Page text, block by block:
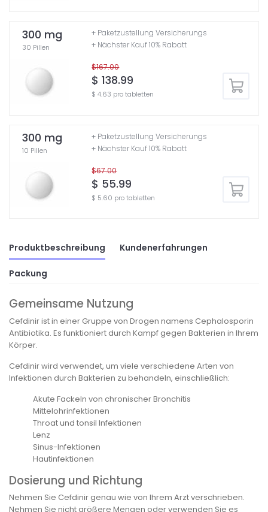
300 mg
30 Pillen
$167.00
$ 138.99
$ 4.63 pro tabletten
+ Paketzustellung Versicherungs
+ Nächster Kauf 10% Rabatt
300 mg
10 Pillen
$67.00
$ 55.99
$ 5.60 pro tabletten
+ Paketzustellung Versicherungs
+ Nächster Kauf 10% Rabatt
Produktbeschreibung Kundenerfahrungen
Packung
Gemeinsame Nutzung
Cefdinir ist in einer Gruppe von Drogen namens Cephalosporin
Antibiotika. Es funktioniert durch Kampf gegen Bakterien in Ihrem
Körper.
Cefdinir wird verwendet, um viele verschiedene Arten von
Infektionen durch Bakterien zu behandeln, einschließlich:
Akute Fackeln von chronischer Bronchitis
Mittelohrinfektionen
Throat und tonsil Infektionen
Lenz
Sinus-Infektionen
Hautinfektionen
Dosierung und Richtung
Nehmen Sie Cefdinir genau wie von Ihrem Arzt verschrieben.
Nehmen Sie nicht größere Mengen oder verwenden Sie es